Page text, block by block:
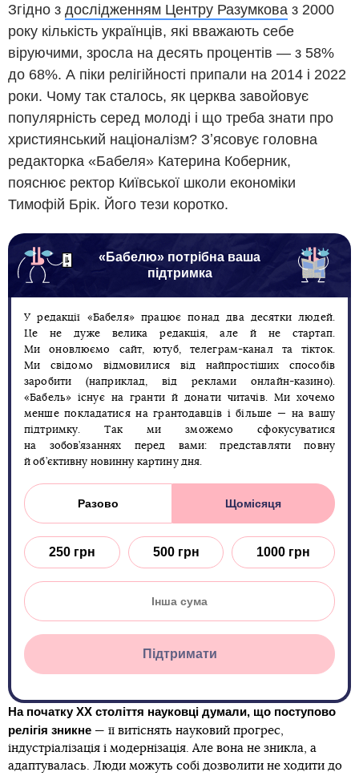
Згідно з дослідженням Центру Разумкова з 2000
року кількість українців, які вважають себе
віруючими, зросла на десять процентів — з 58%
до 68%. А піки релігійності припали на 2014 і 2022
роки. Чому так сталось, як церква завойовує
популярність серед молоді і що треба знати про
християнський націоналізм? Зʼясовує головна
редакторка «Бабеля» Катерина Коберник,
пояснює ректор Київської школи економіки
Тимофій Брік. Його тези коротко.
«Бабелю» потрібна ваша
підтримка
У редакції «Бабеля» працює понад два десятки людей.
Це не дуже велика редакція, але й не стартап.
Ми оновлюємо сайт, ютуб, телеграм-канал та тікток.
Ми свідомо відмовилися від найпростіших способів
заробити (наприклад, від реклами онлайн-казино).
«Бабель» існує на гранти й донати читачів. Ми хочемо
менше покладатися на грантодавців і більше — на вашу
підтримку. Так ми зможемо сфокусуватися
на зобов’язаннях перед вами: представляти повну
й об’єктивну новинну картину дня.
Разово Щомісяця
250 грн 500 грн 1000 грн
Підтримати
На початку ХХ століття науковці думали, що поступово
релігія зникне — її витіснять науковий прогрес,
індустріалізація і модернізація. Але вона не зникла, а
адаптувалась. Люди можуть собі дозволити не ходити до